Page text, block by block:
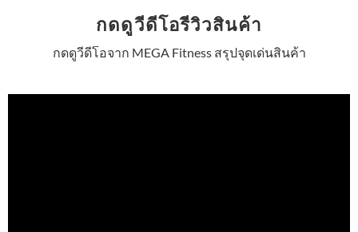
กดดูวีดีโอรีวิวสินค้า
กดดูวีดีโอจาก MEGA Fitness สรุปจุดเด่นสินค้า